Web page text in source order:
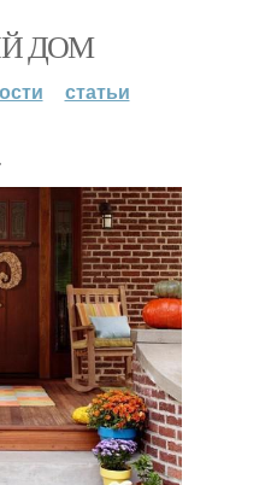
ДОМ
статьи